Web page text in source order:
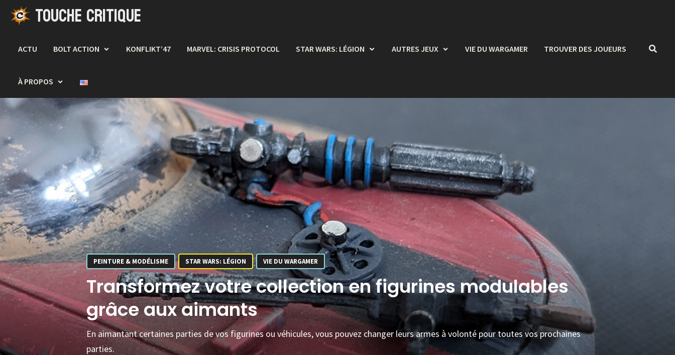
Passer
TOUCHE CRITIQUE
ACTU BOLT ACTION KONFLIKT’47 MARVEL: CRISIS PROTOCOL STAR WARS: LÉGION AUTRES JEUX VIE DU WARGAMER TROUVER DES JOUEURS
À PROPOS
PEINTURE & MODÉLISME STAR WARS: LÉGION VIE DU WARGAMER
Transformez votre collection en figurines modulables
grâce aux aimants
En aimantant certaines parties de vos figurines ou véhicules, vous pouvez changer leurs armes à volonté pour toutes vos prochaines
parties.